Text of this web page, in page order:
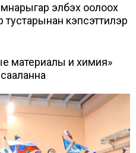
элбэх оҕолоох
кэпсэттилэр
материалы и химия»